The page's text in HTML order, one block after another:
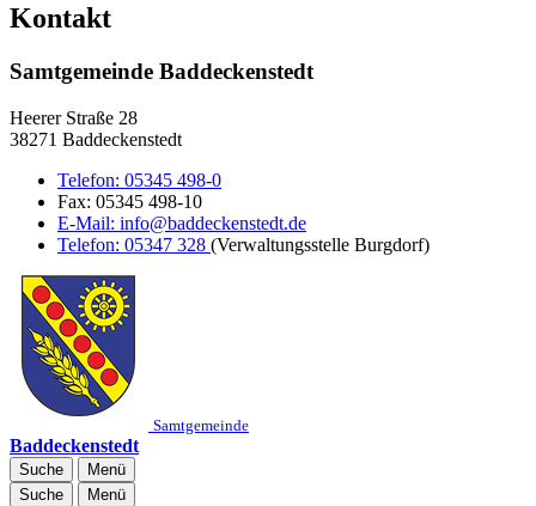
Kontakt
Samtgemeinde Baddeckenstedt
Heerer Straße 28
38271 Baddeckenstedt
Telefon: 05345 498-0
Fax: 05345 498-10
E-Mail: info@baddeckenstedt.de
Telefon: 05347 328 (Verwaltungsstelle Burgdorf)
Samtgemeinde
Baddeckenstedt
Suche
Menü
Suche
Menü